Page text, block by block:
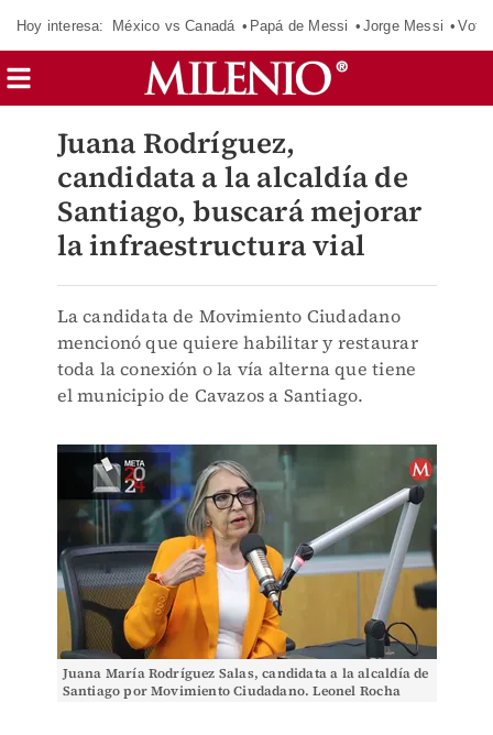
Hoy interesa: México vs Canadá Papá de Messi Jorge Messi
Juana Rodríguez,
candidata a la alcaldía de
Santiago, buscará mejorar
la infraestructura vial
La candidata de Movimiento Ciudadano
mencionó que quiere habilitar y restaurar
toda la conexión o la vía alterna que tiene
el municipio de Cavazos a Santiago.
Juana María Rodríguez Salas, candidata a la alcaldía de
Santiago por Movimiento Ciudadano. Leonel Rocha